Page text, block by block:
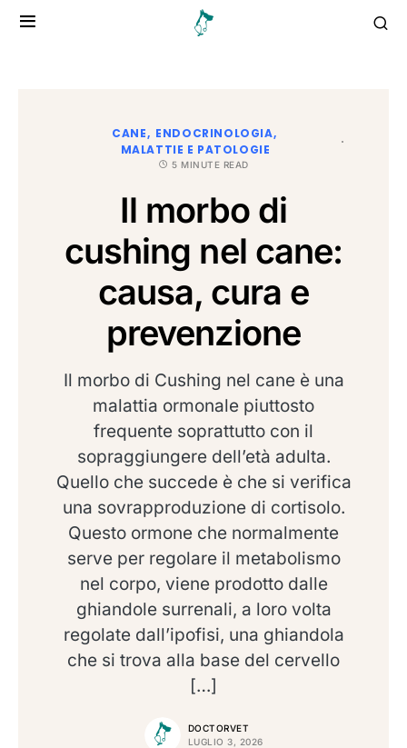
CANE
ENDOCRINOLOGIA
MALATTIE E PATOLOGIE
5 MINUTE READ
Il morbo di
cushing nel cane:
causa, cura e
prevenzione
Il morbo di Cushing nel cane è una
malattia ormonale piuttosto
frequente soprattutto con il
sopraggiungere dell’età adulta.
Quello che succede è che si verifica
una sovrapproduzione di cortisolo.
Questo ormone che normalmente
serve per regolare il metabolismo
nel corpo, viene prodotto dalle
ghiandole surrenali, a loro volta
regolate dall’ipofisi, una ghiandola
che si trova alla base del cervello
[…]
DOCTORVET
LUGLIO 3, 2026